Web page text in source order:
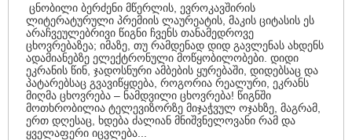
ცნობილი ბერძენი მწერლის, ევროკავშირის
ლიტერატურული პრემიის ლაურეატის, მაკის ციტასის ეს
არაჩვეულებრივი წიგნი ჩვენს თანამედროვე
ცხოვრებაზეა; იმაზე, თუ რამდენად დიდ გავლენას ახდენს
ადამიანებზე ელექტრონული მოწყობილობები. დიდი
ეკრანის წინ, ჯადოსნური ამბების ყურებაში, დიდებსაც და
პატარებსაც გვავიწყდება, როგორია რეალური, ეკრანს
მიღმა ცხოვრება – ნამდვილი ცხოვრება! წიგნში
მოთხრობილია ტელევიზორზე მიჯაჭვულ ოჯახზე, მაგრამ,
ერთ დღესაც, ხდება ძალიან მნიშვნელოვანი რამ და
ყველაფერი იცვლება...